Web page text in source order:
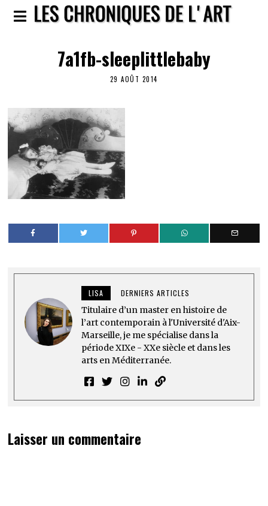
7a1fb-sleeplittlebaby
29 AOÛT 2014
LISA DERNIERS ARTICLES
Titulaire d’un master en histoire de
l’art contemporain à l'Université d'Aix-
Marseille, je me spécialise dans la
période XIXe - XXe siècle et dans les
arts en Méditerranée.
Laisser un commentaire